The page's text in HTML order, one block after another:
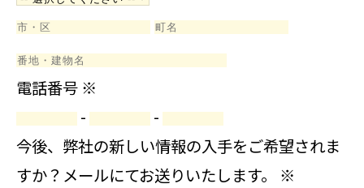
電話番号 ※
-
-
今後、弊社の新しい情報の入手をご希望されま
すか？メールにてお送りいたします。 ※